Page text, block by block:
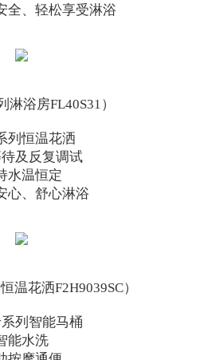
全、轻松享受淋浴
淋浴房FL40S31）
列恒温花洒
及反复调试
水温恒定
心、舒心淋浴
温花洒F2H9039SC）
列智能马桶
能水洗